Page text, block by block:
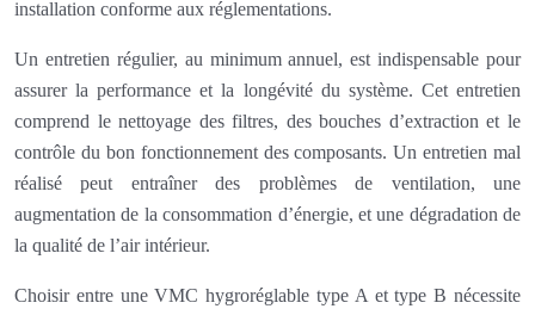
installation conforme aux réglementations.
Un entretien régulier, au minimum annuel, est indispensable pour
assurer la performance et la longévité du système. Cet entretien
comprend le nettoyage des filtres, des bouches d’extraction et le
contrôle du bon fonctionnement des composants. Un entretien mal
réalisé peut entraîner des problèmes de ventilation, une
augmentation de la consommation d’énergie, et une dégradation de
la qualité de l’air intérieur.
Choisir entre une VMC hygroréglable type A et type B nécessite